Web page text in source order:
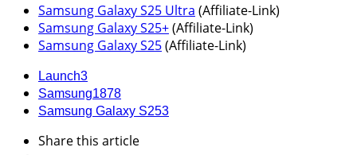
Samsung Galaxy S25 Ultra (Affiliate-Link)
Samsung Galaxy S25+(Affiliate-Link)
Samsung Galaxy S25(Affiliate-Link)
Launch3
Samsung1878
Samsung Galaxy S253
Sharethis article